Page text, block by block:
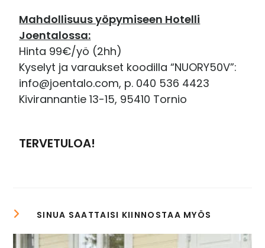
Mahdollisuus yöpymiseen Hotelli
Joentalossa:
Hinta 99€/yö (2hh)
Kyselyt ja varaukset koodilla “NUORY50V”:
info@joentalo.com, p. 040 536 4423
Kivirannantie 13-15, 95410 Tornio
TERVETULOA!